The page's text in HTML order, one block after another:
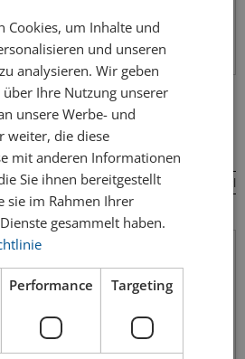
27.5cl
Blizzard Orange
3.60
inkl. MWST
Inhalt: 27.5cl
FRENCH
Cookies, um Inhalte und
und unseren
analysieren. Wir geben
Ihre Nutzung unserer
unsere Werbe- und
weiter, die diese
mit anderen Informationen
Sie ihnen bereitgestellt
sie im Rahmen Ihrer
gesammelt haben.
Performance Targeting